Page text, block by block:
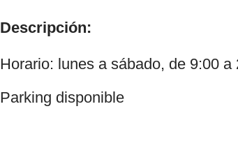
Descripción:
Horario: lunes a sábado, de 9:00
Parking disponible